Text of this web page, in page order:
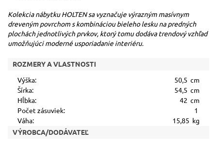
Kolekcia nábytku HOLTEN sa vyznačuje výrazným masívnym
dreveným povrchom s kombináciou bieleho lesku na predných
plochách jednotlivých prvkov, ktorý tomu dodáva trendový vzhľad
umožňujúci moderné usporiadanie interiéru.
ROZMERY A VLASTNOSTI
Výška:
50,5 cm
Šírka:
54,5 cm
Hĺbka:
42 cm
Počet zásuviek:
1
Váha:
15,85 kg
VÝROBCA/DODÁVATEĽ